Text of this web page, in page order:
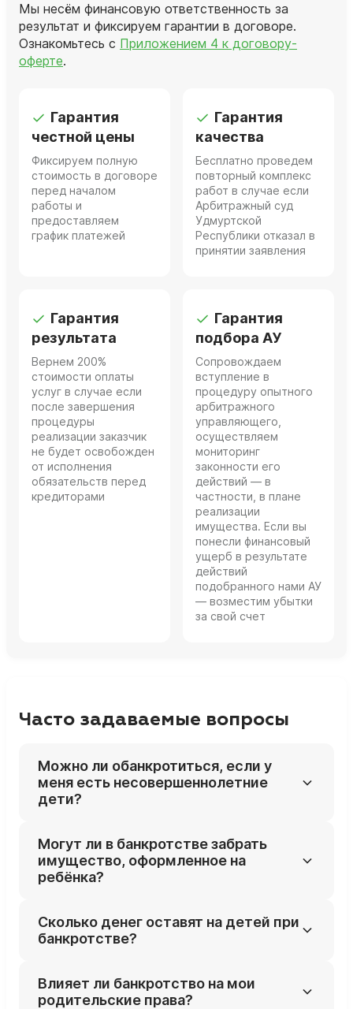
Мы несём финансовую ответственность за
результат и фиксируем гарантии в договоре.
Ознакомьтесь с Приложением 4 к договору-
оферте.
Гарантия
честной цены
Фиксируем полную
стоимость в договоре
перед началом
работы и
предоставляем
график платежей
Гарантия
качества
Бесплатно проведем
повторный комплекс
работ в случае если
Арбитражный суд
Удмуртской
Республики отказал в
принятии заявления
Гарантия
результата
Вернем 200%
стоимости оплаты
услуг в случае если
после завершения
процедуры
реализации заказчик
не будет освобожден
от исполнения
обязательств перед
кредиторами
Гарантия
подбора АУ
Сопровождаем
вступление в
процедуру опытного
арбитражного
управляющего,
осуществляем
мониторинг
законности его
действий — в
частности, в плане
реализации
имущества. Если вы
понесли финансовый
ущерб в результате
действий
подобранного нами АУ
— возместим убытки
за свой счет
Часто задаваемые вопросы
Можно ли обанкротиться, если у
меня есть несовершеннолетние
дети?
а закон отдельно защищает их интересы в
процедуре.
Могут ли в банкротстве забрать
имущество, оформленное на
ребёнка?
конкурсную массу и не обращают в счёт
долгов родителя, за исключением редких
Сколько денег оставят на детей при
банкротстве?
должника и на каждого ребёнка, с учётом
Влияет ли банкротство на мои
родительские права?